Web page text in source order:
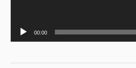
00:00